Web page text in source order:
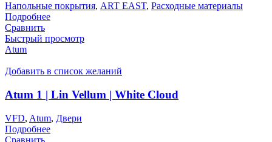
Напольные покрытия, ART EAST, Расходные материалы
Подробнее
Сравнить
Быстрый просмотр
Atum
Добавить в список желаний
Atum 1 | Lin Vellum | White Cloud
VFD, Atum, Двери
Подробнее
Сравнить